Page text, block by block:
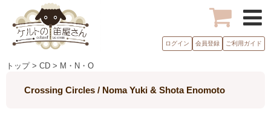
ログイン 会員登録 ご利用ガイド
トップ > CD > M・N・O
Crossing Circles / Noma Yuki & Shota Enomoto